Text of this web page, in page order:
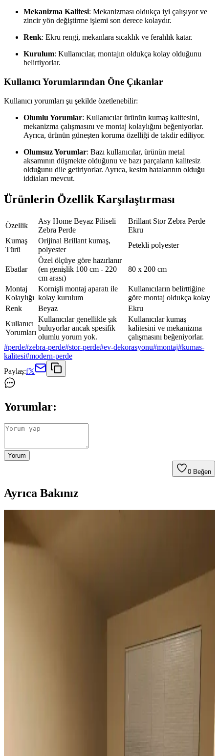
Mekanizma Kalitesi: Mekanizması oldukça iyi çalışıyor ve
zincir yön değiştirme işlemi son derece kolaydır.
Renk: Ekru rengi, mekanlara sıcaklık ve ferahlık katar.
Kurulum: Kullanıcılar, montajın oldukça kolay olduğunu
belirtiyorlar.
Kullanıcı Yorumlarından Öne Çıkanlar
Kullanıcı yorumları şu şekilde özetlenebilir:
Olumlu Yorumlar: Kullanıcılar ürünün kumaş kalitesini,
mekanizma çalışmasını ve montaj kolaylığını beğeniyorlar.
Ayrıca, ürünün güneşten koruma özelliği de takdir ediliyor.
Olumsuz Yorumlar: Bazı kullanıcılar, ürünün metal
aksamının düşmekte olduğunu ve bazı parçaların kalitesiz
olduğunu dile getiriyorlar. Ayrıca, kesim hatalarının olduğu
iddiaları mevcut.
Ürünlerin Özellik Karşılaştırması
Özellik
Asy Home Beyaz Piliseli
Zebra Perde
Brillant Stor Zebra Perde
Ekru
Kumaş
Türü
Orijinal Brillant kumaş,
polyester
Petekli polyester
Ebatlar
Özel ölçüye göre hazırlanır
(en genişlik 100 cm - 220
cm arası)
80 x 200 cm
Montaj
Kolaylığı
Kornişli montaj aparatı ile
kolay kurulum
Kullanıcıların belirttiğine
göre montaj oldukça kolay
Renk
Beyaz
Ekru
Kullanıcı
Yorumları
Kullanıcılar genellikle şık
buluyorlar ancak spesifik
olumlu yorum yok.
Kullanıcılar kumaş
kalitesini ve mekanizma
çalışmasını beğeniyorlar.
#perde#zebra-perde#stor-perde#ev-dekorasyonu#montaj#kumas-
kalitesi#modern-perde
Paylaş:f𝕏
Yorumlar:
Yorum
0 Beğen
Ayrıca Bakınız
Geniş Pencereler İçin Fonksiyonel ve Estetik Perde
Geniş pencereler için hücresel stor, iki stor perde kullanımı, rulo stor
ve pencere filmleri gibi işlevsel ve estetik perde seçenekleri manzara
Vintage yatakların mekâna uyumu, boyut ve yerleşim planlaması ile